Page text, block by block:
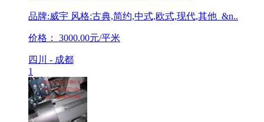
品牌:威宇 风格:古典,简约,中式,欧式,现代,其他 &n..
价格： 3000.00元/平米
四川 - 成都
1